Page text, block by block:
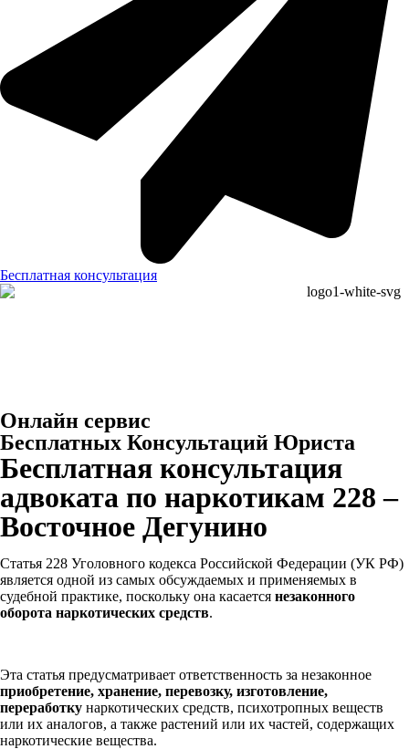
Бесплатная консультация
Онлайн сервис
Бесплатных Консультаций Юриста
Бесплатная консультация
адвоката по наркотикам 228 –
Восточное Дегунино
Статья 228 Уголовного кодекса Российской Федерации (УК РФ)
является одной из самых обсуждаемых и применяемых в
судебной практике, поскольку она касается незаконного
оборота наркотических средств.
Эта статья предусматривает ответственность за незаконное
приобретение, хранение, перевозку, изготовление,
переработку наркотических средств, психотропных веществ
или их аналогов, а также растений или их частей, содержащих
наркотические вещества.